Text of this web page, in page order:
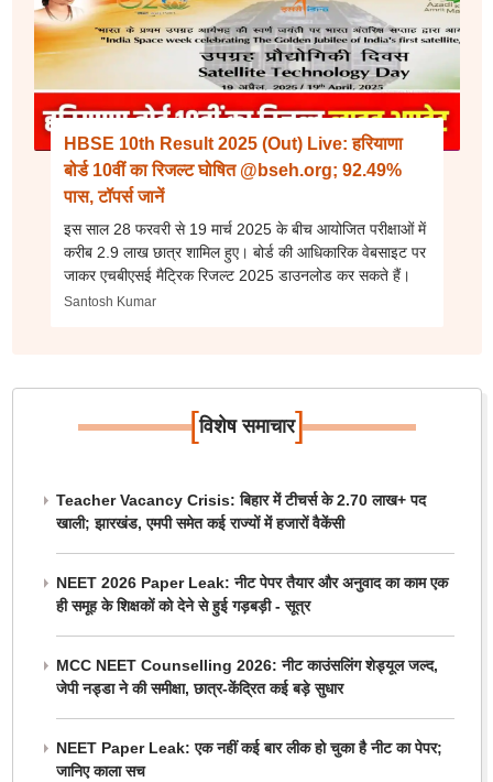
HBSE 10th Result 2025 (Out) Live: हरियाणा
बोर्ड 10वीं का रिजल्ट घोषित @bseh.org; 92.49%
पास, टॉपर्स जानें
इस साल 28 फरवरी से 19 मार्च 2025 के बीच आयोजित परीक्षाओं में
करीब 2.9 लाख छात्र शामिल हुए। बोर्ड की आधिकारिक वेबसाइट पर
जाकर एचबीएसई मैट्रिक रिजल्ट 2025 डाउनलोड कर सकते हैं।
Santosh Kumar
[विशेष समाचार]
Teacher Vacancy Crisis: बिहार में टीचर्स के 2.70 लाख+ पद
खाली; झारखंड, एमपी समेत कई राज्यों में हजारों वैकेंसी
NEET 2026 Paper Leak: नीट पेपर तैयार और अनुवाद का काम एक
ही समूह के शिक्षकों को देने से हुई गड़बड़ी - सूत्र
MCC NEET Counselling 2026: नीट काउंसलिंग शेड्यूल जल्द,
जेपी नड्डा ने की समीक्षा, छात्र-केंद्रित कई बड़े सुधार
NEET Paper Leak: एक नहीं कई बार लीक हो चुका है नीट का पेपर;
जानिए काला सच